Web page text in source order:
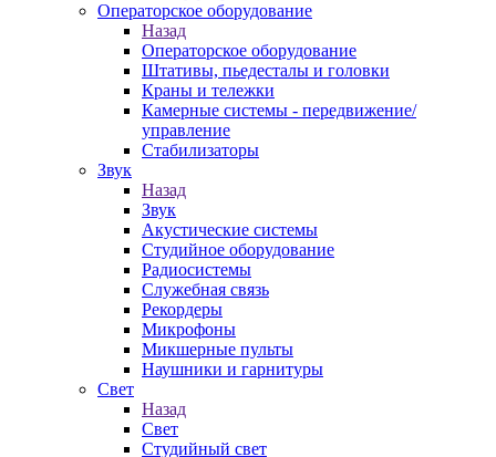
Операторское оборудование
Назад
Операторское оборудование
Штативы, пьедесталы и головки
Краны и тележки
Камерные системы - передвижение/
управление
Стабилизаторы
Звук
Назад
Звук
Акустические системы
Студийное оборудование
Радиосистемы
Служебная связь
Рекордеры
Микрофоны
Микшерные пульты
Наушники и гарнитуры
Свет
Назад
Свет
Студийный свет